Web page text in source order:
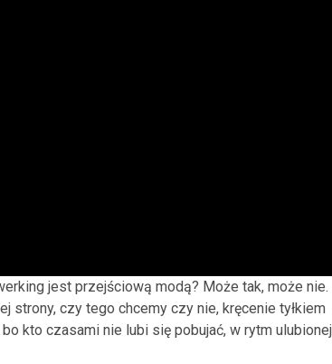
jest przejściową modą? Może tak, może nie.
strony, czy tego chcemy czy nie, kręcenie tyłkiem
kto czasami nie lubi się pobujać, w rytm ulubionej